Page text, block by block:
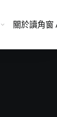
關於讀角窗